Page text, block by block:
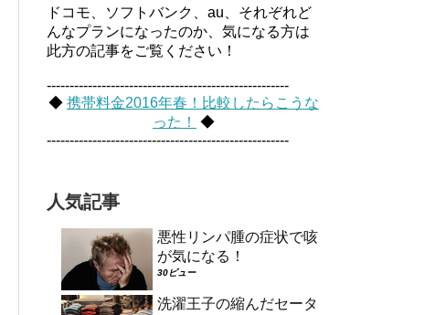
ドコモ、ソフトバンク、au、それぞれど
んなプランになったのか、気になる方は
此方の記事をご覧ください！
-----------------------------------------------------
◆ 携帯料金2016年春！比較したらこうな
った！
◆
-----------------------------------------------------
人気記事
悪性リンパ腫の症状で咳
が気になる！
30ビュー
洗濯王子の縮んだセータ